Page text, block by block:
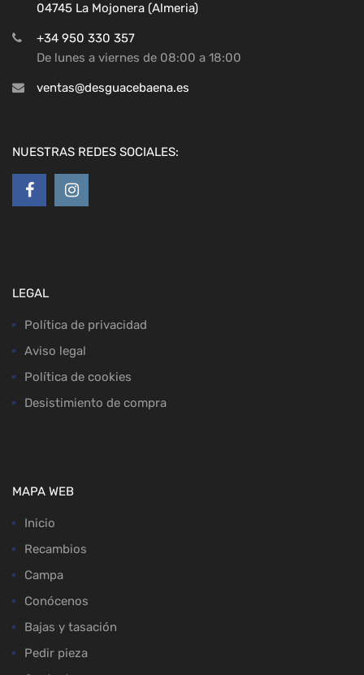
04745 La Mojonera (Almeria)
+34 950 330 357
De lunes a viernes de 08:00 a 18:00
ventas@desguacebaena.es
NUESTRAS REDES SOCIALES:
LEGAL
Política de privacidad
Aviso legal
Política de cookies
Desistimiento de compra
MAPA WEB
Inicio
Recambios
Campa
Conócenos
Bajas y tasación
Pedir pieza